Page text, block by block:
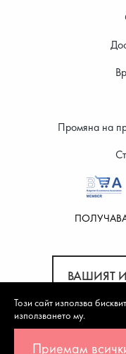
Промяна на
Този сайт използва
използването му.
Приемам